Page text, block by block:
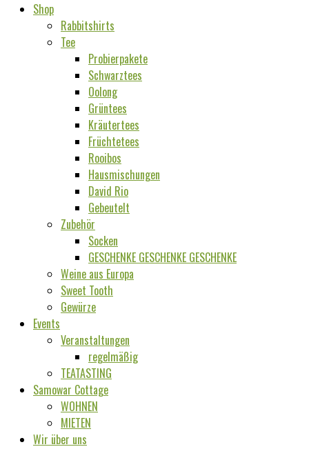
Shop
Rabbitshirts
Tee
Probierpakete
Schwarztees
Oolong
Grüntees
Kräutertees
Früchtetees
Rooibos
Hausmischungen
David Rio
Gebeutelt
Zubehör
Socken
GESCHENKE GESCHENKE GESCHENKE
Weine aus Europa
Sweet Tooth
Gewürze
Events
Veranstaltungen
regelmäßig
TEATASTING
Samowar Cottage
WOHNEN
MIETEN
Wir über uns